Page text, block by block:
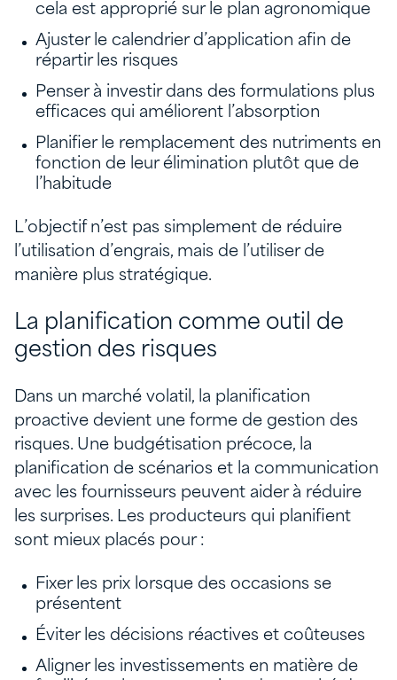
cela est approprié sur le plan agronomique
Ajuster le calendrier d’application afin de
répartir les risques
Penser à investir dans des formulations plus
efficaces qui améliorent l’absorption
Planifier le remplacement des nutriments en
fonction de leur élimination plutôt que de
l’habitude
L’objectif n’est pas simplement de réduire
l’utilisation d’engrais, mais de l’utiliser de
manière plus stratégique.
La planification comme outil de
gestion des risques
Dans un marché volatil, la planification
proactive devient une forme de gestion des
risques. Une budgétisation précoce, la
planification de scénarios et la communication
avec les fournisseurs peuvent aider à réduire
les surprises. Les producteurs qui planifient
sont mieux placés pour :
Fixer les prix lorsque des occasions se
présentent
Éviter les décisions réactives et coûteuses
Aligner les investissements en matière de